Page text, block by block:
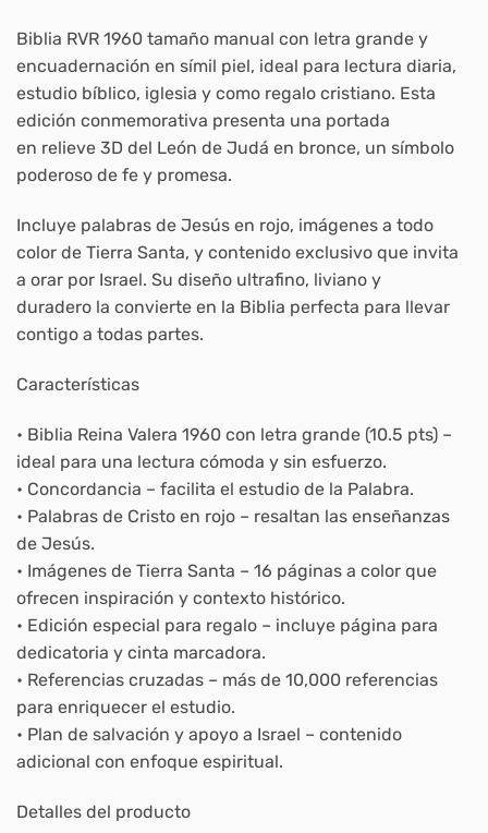
Biblia RVR 1960 tamaño manual con letra grande y
encuadernación en símil piel, ideal para lectura diaria,
estudio bíblico, iglesia y como regalo cristiano. Esta
edición conmemorativa presenta una portada
en relieve 3D del León de Judá en bronce, un símbolo
poderoso de fe y promesa.
Incluye palabras de Jesús en rojo, imágenes a todo
color de Tierra Santa, y contenido exclusivo que invita
a orar por Israel. Su diseño ultrafino, liviano y
duradero la convierte en la Biblia perfecta para llevar
contigo a todas partes.
Características
• Biblia Reina Valera 1960 con letra grande (10.5 pts) –
ideal para una lectura cómoda y sin esfuerzo.
• Concordancia – facilita el estudio de la Palabra.
• Palabras de Cristo en rojo – resaltan las enseñanzas
de Jesús.
• Imágenes de Tierra Santa – 16 páginas a color que
ofrecen inspiración y contexto histórico.
• Edición especial para regalo – incluye página para
dedicatoria y cinta marcadora.
• Referencias cruzadas – más de 10,000 referencias
para enriquecer el estudio.
• Plan de salvación y apoyo a Israel – contenido
adicional con enfoque espiritual.
Detalles del producto